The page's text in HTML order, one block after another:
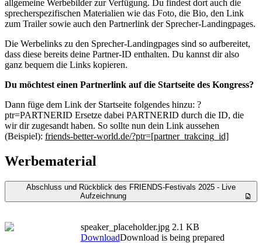
allgemeine Werbebilder zur Verfügung. Du findest dort auch die
sprecherspezifischen Materialien wie das Foto, die Bio, den Link
zum Trailer sowie auch den Partnerlink der Sprecher-Landingpages.
Die Werbelinks zu den Sprecher-Landingpages sind so aufbereitet,
dass diese bereits deine Partner-ID enthalten. Du kannst dir also
ganz bequem die Links kopieren.
Du möchtest einen Partnerlink auf die Startseite des Kongress?
Dann füge dem Link der Startseite folgendes hinzu: ?
ptr=PARTNERID Ersetze dabei PARTNERID durch die ID, die
wir dir zugesandt haben. So sollte nun dein Link aussehen
(Beispiel): friends-better-world.de/?ptr=[partner_trakcing_id]
Werbematerial
Abschluss und Rückblick des FRIENDS-Festivals 2025 - Live
Aufzeichnung
speaker_placeholder.jpg 2.1 KB
DownloadDownload is being prepared